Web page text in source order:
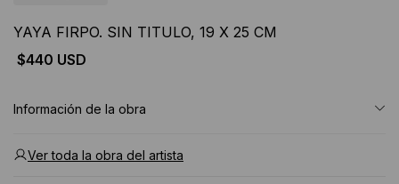
YAYA FIRPO. SIN TITULO, 19 X 25 CM
$440 USD
Información de la obra
Ver toda la obra del artista